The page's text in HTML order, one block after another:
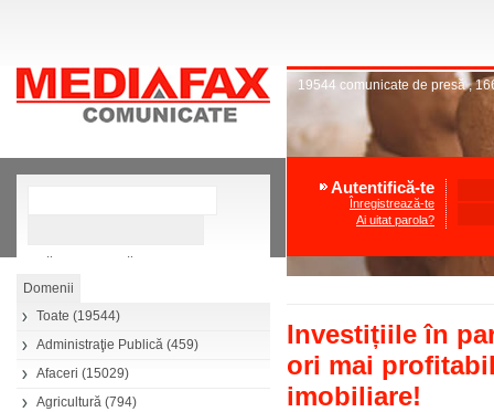
Căutare avansată
Toate (19544)
Administraţie Publică (459)
Afaceri (15029)
Agricultură (794)
19544 comunicate de presă,
Autentifică-te
Înregistrează-te
Ai uitat parola?
Investițiile în
ori mai
imobiliare!